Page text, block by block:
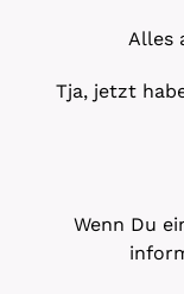
Alles
Tja, jetzt
Wenn Du